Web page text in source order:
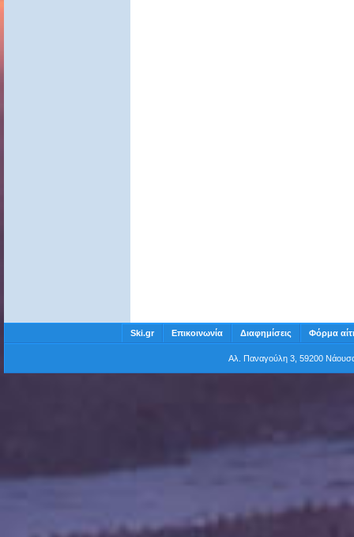
Ski.gr Επικοινωνία Διαφημίσεις Φόρμα
Αλ. Παναγούλη 3, 59200